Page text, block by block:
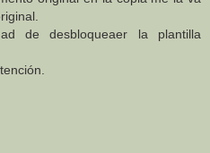
de desbloqueaer la plantilla